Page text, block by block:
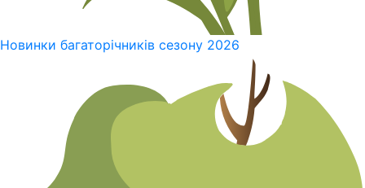
Новинки багаторічників сезону 2026